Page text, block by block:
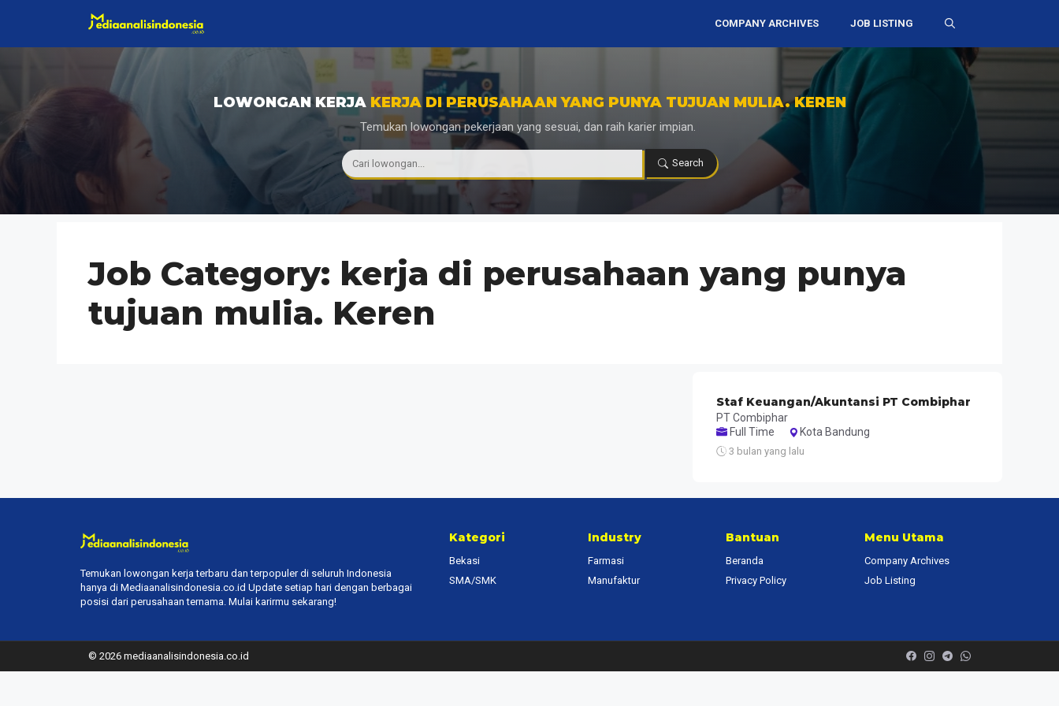
COMPANY ARCHIVES JOB LISTING
LOWONGAN KERJA KERJA DI PERUSAHAAN YANG PUNYA TUJUAN MULIA. KEREN
Temukan lowongan pekerjaan yang sesuai, dan raih karier impian.
Search
Job Category: kerja di perusahaan yang punya
tujuan mulia. Keren
Staf Keuangan/Akuntansi PT Combiphar
PT Combiphar
Full Time
Kota Bandung
3 bulan yang lalu
Temukan lowongan kerja terbaru dan terpopuler di seluruh Indonesia
hanya di Mediaanalisindonesia.co.id Update setiap hari dengan berbagai
posisi dari perusahaan ternama. Mulai karirmu sekarang!
Kategori
Bekasi
SMA/SMK
Industry
Farmasi
Manufaktur
Bantuan
Beranda
Privacy Policy
Menu Utama
Company Archives
Job Listing
© 2026 mediaanalisindonesia.co.id